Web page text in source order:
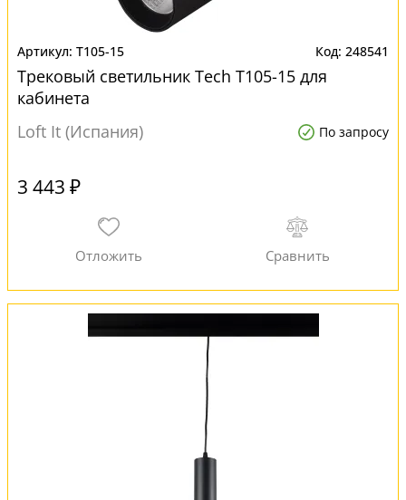
T105-15 248541
Трековый светильник Tech T105-15 для
кабинета
Loft It (Испания)
По запросу
3 443 ₽